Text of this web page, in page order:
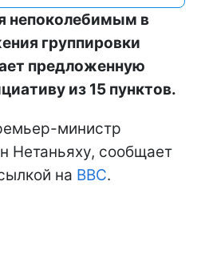
непоколебимым в
группировки
предложенную
из 15 пунктов.
министр
Нетаньяху, сообщает
на BBC.